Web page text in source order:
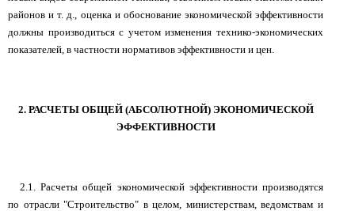
районов и т. д., оценка и обоснование экономической эффективности
должны производиться с учетом изменения технико-экономических
показателей, в частности нормативов эффективности и цен.
2. РАСЧЕТЫ ОБЩЕЙ (АБСОЛЮТНОЙ) ЭКОНОМИЧЕСКОЙ
ЭФФЕКТИВНОСТИ
2.1. Расчеты общей экономической эффективности производятся
по отрасли "Строительство" в целом, министерствам, ведомствам и